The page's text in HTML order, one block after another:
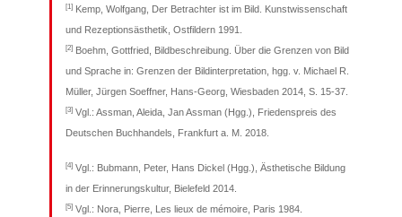
[1] Kemp, Wolfgang, Der Betrachter ist im Bild. Kunstwissenschaft
und Rezeptionsästhetik, Ostfildern 1991.
[2] Boehm, Gottfried, Bildbeschreibung. Über die Grenzen von Bild
und Sprache in: Grenzen der Bildinterpretation, hgg. v. Michael R.
Müller, Jürgen Soeffner, Hans-Georg, Wiesbaden 2014, S. 15-37.
[3] Vgl.: Assman, Aleida, Jan Assman (Hgg.), Friedenspreis des
Deutschen Buchhandels, Frankfurt a. M. 2018.
[4] Vgl.: Bubmann, Peter, Hans Dickel (Hgg.), Ästhetische Bildung
in der Erinnerungskultur, Bielefeld 2014.
[5] Vgl.: Nora, Pierre, Les lieux de mémoire, Paris 1984.